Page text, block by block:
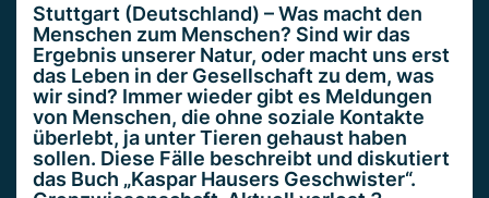
Stuttgart (Deutschland) – Was macht den
Menschen zum Menschen? Sind wir das
Ergebnis unserer Natur, oder macht uns erst
das Leben in der Gesellschaft zu dem, was
wir sind? Immer wieder gibt es Meldungen
von Menschen, die ohne soziale Kontakte
überlebt, ja unter Tieren gehaust haben
sollen. Diese Fälle beschreibt und diskutiert
das Buch „Kaspar Hausers Geschwister“.